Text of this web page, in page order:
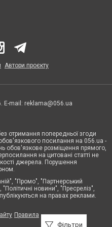
та має велику вагу. Купуючи в
покупець повинен подбати про
потрібен як мінімум легковий
службою або поштовим
за вказаною користувачем
для освітлення приміщень,
Для цього в будинках
тільки мідний кабель. За
алюмінієвий провід,
запобіжний захід дозволяє
в будинку.
його алюмінієвий аналог. Мідь
відміну від алюмінію, відноситься
дуже важливий для кабелів, що
Фільтри
Автори проєкту
E-mail: reklama@056.ua
отримання попередньої згоди
посилання на 056.ua -
обов'язкове розміщення прямого,
на цитовані статті не
джерела. Порушення
"Промо", "Партнерський
новини", "Пресреліз",
на правах реклами.
Правила